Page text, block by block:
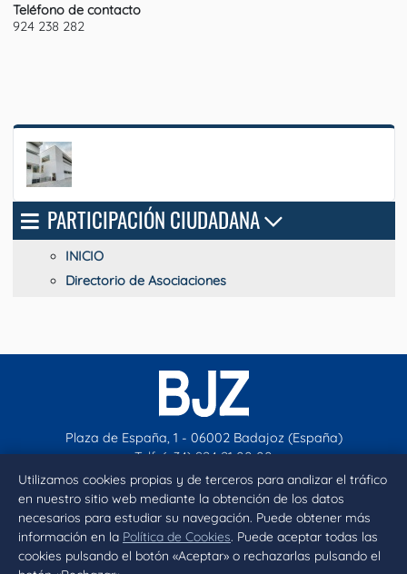
Utilizamos cookies propias y de terceros para analizar el tráfico
en nuestro sitio web mediante la obtención de los datos
necesarios para estudiar su navegación. Puede obtener más
información en la Política de Cookies. Puede aceptar todas las
cookies pulsando el botón «Aceptar» o rechazarlas pulsando el
Teléfono de contacto
924 238 282
PARTICIPACIÓN CIUDADANA
INICIO
Directorio de Asociaciones
Plaza de España, 1 - 06002 Badajoz (España)
Telf. (+34) 924 21 00 00
contacto@aytobadajoz.es
Facebook
X Instagram
YouTube